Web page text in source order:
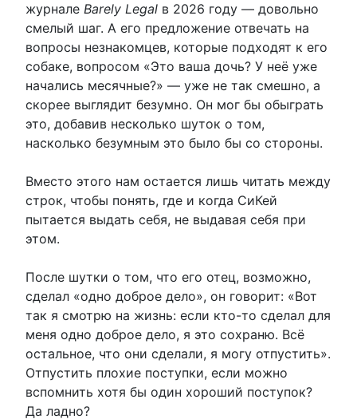
журнале Barely Legal в 2026 году — довольно
смелый шаг. А его предложение отвечать на
вопросы незнакомцев, которые подходят к его
собаке, вопросом «Это ваша дочь? У неё уже
начались месячные?» — уже не так смешно, а
скорее выглядит безумно. Он мог бы обыграть
это, добавив несколько шуток о том,
насколько безумным это было бы со стороны.
Вместо этого нам остается лишь читать между
строк, чтобы понять, где и когда СиКей
пытается выдать себя, не выдавая себя при
этом.
После шутки о том, что его отец, возможно,
сделал «одно доброе дело», он говорит: «Вот
так я смотрю на жизнь: если кто-то сделал для
меня одно доброе дело, я это сохраню. Всё
остальное, что они сделали, я могу отпустить».
Отпустить плохие поступки, если можно
вспомнить хотя бы один хороший поступок?
Да ладно?